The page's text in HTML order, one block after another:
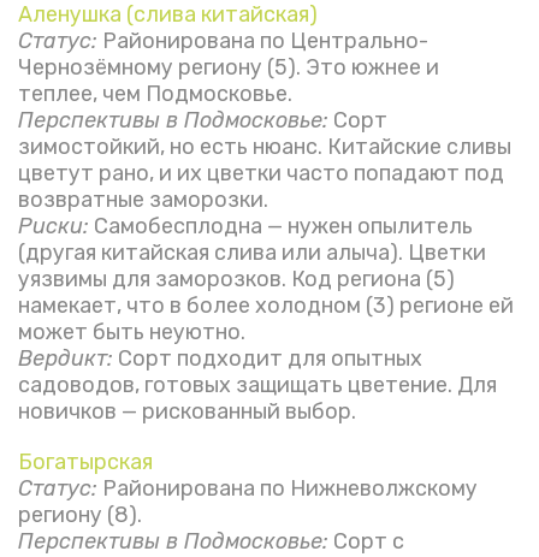
Аленушка (слива китайская)
Статус: Районирована по Центрально-
Чернозёмному региону (5). Это южнее и
теплее, чем Подмосковье.
Перспективы в Подмосковье: Сорт
зимостойкий, но есть нюанс. Китайские сливы
цветут рано, и их цветки часто попадают под
возвратные заморозки.
Риски: Самобесплодна — нужен опылитель
(другая китайская слива или алыча). Цветки
уязвимы для заморозков. Код региона (5)
намекает, что в более холодном (3) регионе ей
может быть неуютно.
Вердикт: Сорт подходит для опытных
садоводов, готовых защищать цветение. Для
новичков — рискованный выбор.
Богатырская
Статус: Районирована по Нижневолжскому
региону (8).
Перспективы в Подмосковье: Сорт с